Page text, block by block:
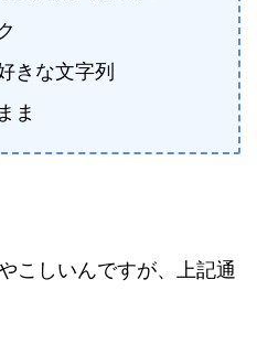
きな文字列
ま
こしいんですが、上記通